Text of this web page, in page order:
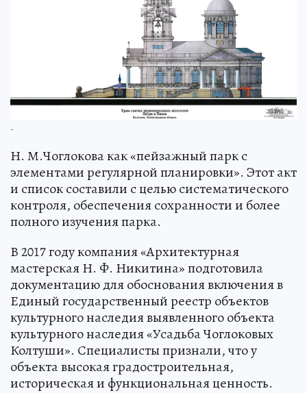
-
Н. М.Чоглокова как «пейзажный парк с
элементами регулярной планировки». Этот акт
и список составили с целью систематического
контроля, обеспечения сохранности и более
полного изучения парка.
В 2017 году компания «Архитектурная
мастерская Н. Ф. Никитина» подготовила
документацию для обоснования включения в
Единый государственный реестр объектов
культурного наследия выявленного объекта
культурного наследия «Усадьба Чоглоковых
Колтуши». Специалисты признали, что у
объекта высокая градостроительная,
историческая и функциональная ценность.